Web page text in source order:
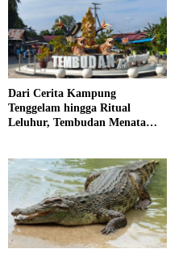
Dari Cerita Kampung
Tenggelam hingga Ritual
Leluhur, Tembudan Menata